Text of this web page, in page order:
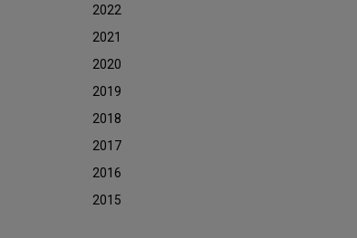
2022
2021
2020
2019
2018
2017
2016
2015